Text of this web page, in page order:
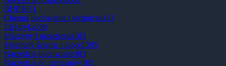
BHP3671
Chemia budowlana i techniczna31
Elektryka330
Maszyny i urządzenia105
Materiały ścierne i tnące1395
Narzędzia budowlane303
Narzędzia do laminatów105